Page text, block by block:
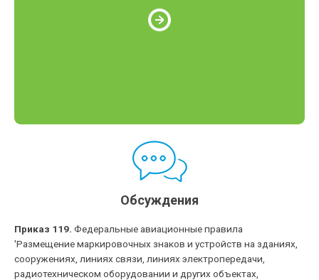
Обсуждения
Приказ 119. Федеральные авиационные правила
'Размещение маркировочных знаков и устройств на зданиях,
сооружениях, линиях связи, линиях электропередачи,
радиотехническом оборудовании и других объектах,